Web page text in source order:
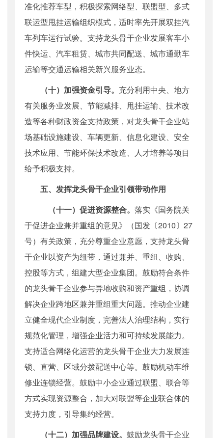
准化推荐车型，积极探索网络型、联盟型、多式
联运型甩挂运输组织模式，适时率先开展双挂汽
车列车运行试验。支持龙头骨干企业发展客车小
件快运、汽车租赁、城市共同配送、城市通勤车
运输等交通运输相关新兴服务业态。
（十）加强资金引导。 充分利用中央、地方
有关服务业发展、节能减排、甩挂运输、技术改
造等各种财政资金支持政策，对龙头骨干企业站
场基础设施建设、车辆更新、信息化建设、安全
技术应用、节能环保技术改造、人才培养等项目
给予积极支持。
五、发挥龙头骨干企业引领带动作用
（十一）促进资源整合。 落实《国务院关
于促进企业兼并重组的意见》（国发〔2010〕27
号）有关政策，充分尊重企业意愿，支持龙头骨
干企业以资产为纽带，通过兼并、重组、收购、
控股等方式，组建大型企业集团。鼓励符合条件
的龙头骨干企业参与异地收购和资产重组，协调
解决企业跨地区兼并重组重大问题。推动企业建
立健全现代企业制度，完善法人治理结构，实行
规范化管理，增强企业活力和可持续发展能力。
支持适合网络化运营的龙头骨干企业大力发展连
锁、直营、区域分拨配送中心等。鼓励机动车维
修业连锁经营。鼓励中小企业通过联盟、联合等
方式实现资源整合，加大对联盟等企业联合体的
支持力度，引导集约经营。
（十二）加强品牌建设。 鼓励龙头骨干企业